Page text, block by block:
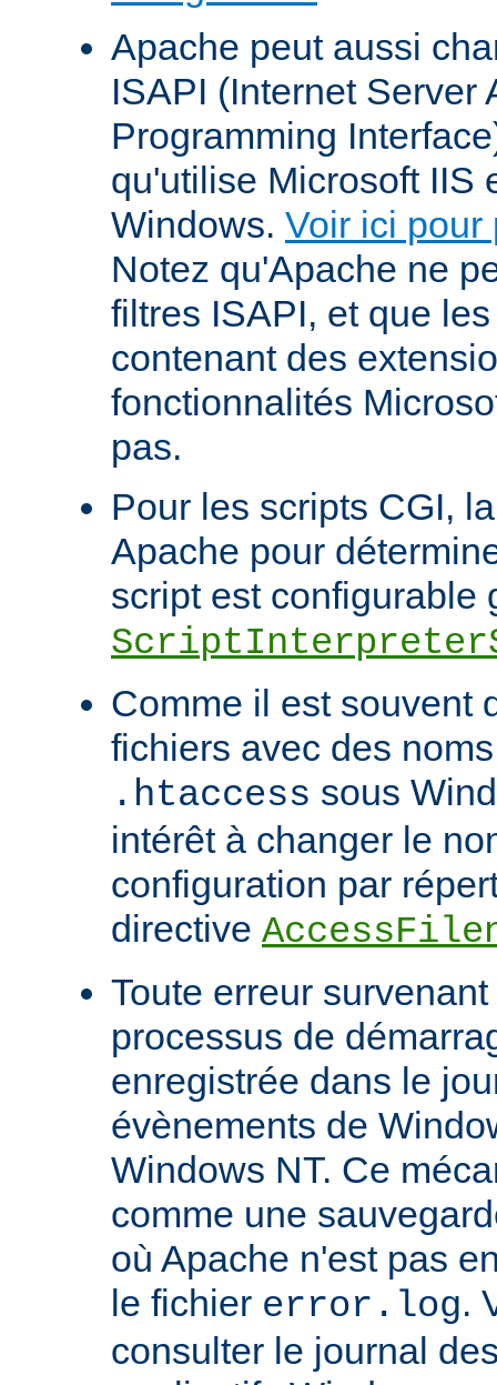
Apache peut aussi
ISAPI (Internet Server
Programming
qu'utilise Microsoft IIS
Windows. Voir ici pour
Notez qu'Apache ne
filtres ISAPI, et que
contenant des
fonctionnalités
pas.
Pour les scripts CGI,
Apache pour
script est configurable
Comme il est souvent
fichiers avec des
.htaccess sous
intérêt à changer le
configuration par
directive
Toute erreur
processus de
enregistrée dans le
évènements de
Windows NT. Ce
comme une
où Apache n'est pas
le fichier error.log.
consulter le journal